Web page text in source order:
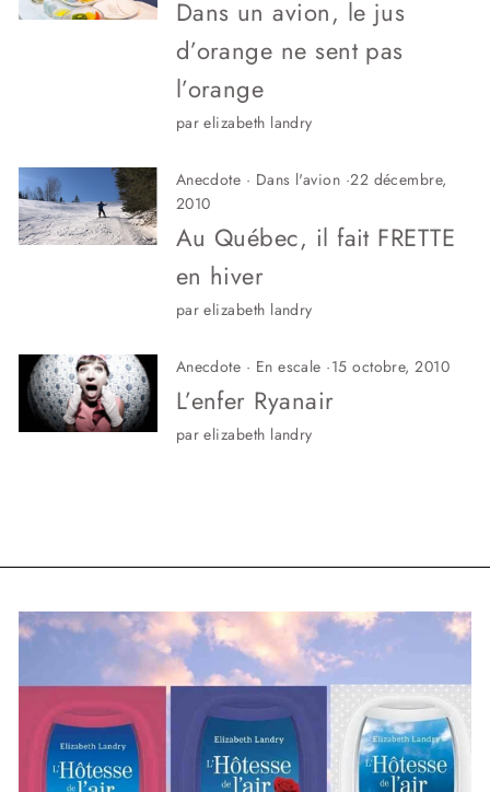
Dans un avion, le jus
d’orange ne sent pas
l’orange
par elizabeth landry
Anecdote · Dans l'avion ·22 décembre,
2010
Au Québec, il fait FRETTE
en hiver
par elizabeth landry
Anecdote · En escale ·15 octobre, 2010
L’enfer Ryanair
par elizabeth landry